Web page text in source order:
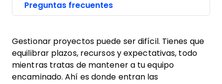
Preguntas frecuentes
Gestionar proyectos puede ser difícil. Tienes que
equilibrar plazos, recursos y expectativas, todo
mientras tratas de mantener a tu equipo
encaminado. Ahí es donde entran las